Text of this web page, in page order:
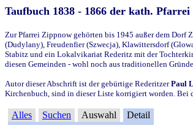
Taufbuch 1838 - 1866 der kath.
Zur Pfarrei Zippnow gehörten bis 1945 außer dem Dorf
(Dudylany), Freudenfier (Szwecja), Klawittersdorf
Stabitz und ein Lokalvikariat Rederitz mit der
diesen Gemeinden - wohl noch aus traditionellen
Autor dieser Abschrift ist der gebürtige RederitzerPaul
Kirchenbuch, sind in dieser Liste korrigiert worden. Bei
Alles Suchen Auswahl Detail